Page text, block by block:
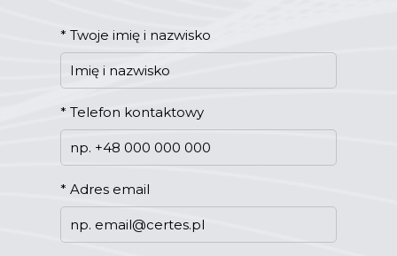
* Twoje imię i nazwisko
* Telefon kontaktowy
* Adres email